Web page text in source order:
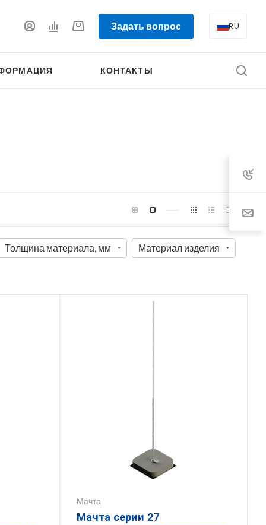
Задать вопрос RU
КОНТАКТЫ
Толщина материала, мм Материал изделия
Мачта
Мачта серии 27